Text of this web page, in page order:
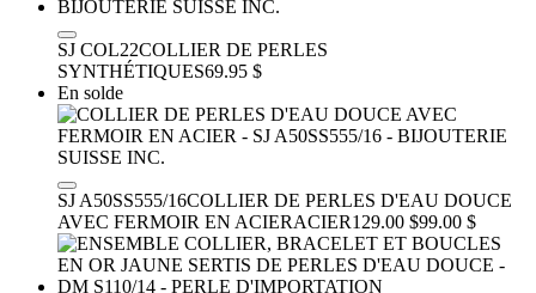
SJ COL22COLLIER DE PERLES
SYNTHÉTIQUES69.95 $
En solde
SJ A50SS555/16COLLIER DE PERLES D'EAU DOUCE
AVEC FERMOIR EN ACIERACIER129.00 $99.00 $